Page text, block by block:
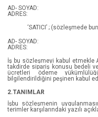
AD- SOYAD:
ADRES:
‘SATICI’ ; (sözleşmede
AD- SOYAD:
ADRES:
İş bu sözleşmeyi kabul etmekle
takdirde sipariş konusu bedeli
ücretleri ödeme
bilgilendirildiğini peşinen kabul
2.TANIMLAR
İşbu sözleşmenin
terimler karşılarındaki yazılı
Andrew Leatherbarrow
Andy Jones
Antoine de Saint - Exupery
Anton Çehov
Belinda Bauer
Beth Hoffman
Romantik
Çocuk Kitapları
Polisiye
Bilim Kurgu
Fantastik
Deneme/Yazın
6-10 Yaş Etkinlik Kitapları